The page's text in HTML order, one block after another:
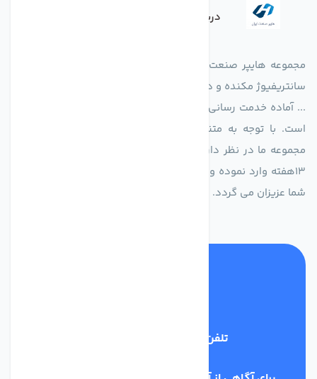
درباره فروشگاه
مجموعه هایپر صنعت ایران در امر تولید و واردات انواع فن های
سانتریفیوژ مکنده و دمنده آکسیال، سقفی، بین کانالی، مرغداری و
... آماده خدمت رسانی به شرکت های تولیدی، صنعتی و ساختمانی
است. با توجه به متنوع بودن فن های تولیدی کمپانی اروپایی
مجموعه ما در نظر دارد کالاهای تخصصی شما عزیزان رو در صرف
13هفته وارد نموده و این عمر باعث صرفه جویی در هزینه و زمان
شما عزیزان می گردد.
تلفن پشتیبانی